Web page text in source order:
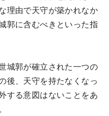
理由で天守が築かれなか
郭に含むべきといった指
城郭が確立された一つの
後、天守を持たなくなっ
する意図はないことをあ